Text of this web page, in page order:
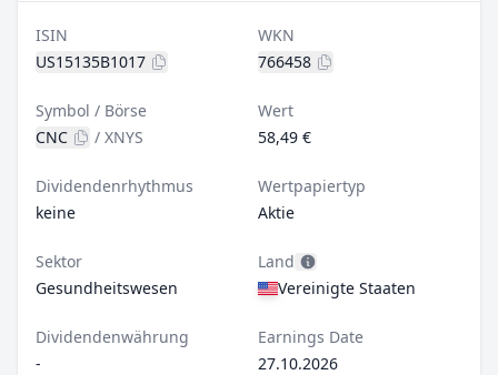
ISIN
US15135B1017
WKN
766458
Symbol / Börse
CNC
/ XNYS
Wert
58,49 €
Dividendenrhythmus
keine
Wertpapiertyp
Aktie
Sektor
Gesundheitswesen
Land
Vereinigte Staaten
Dividendenwährung
-
Earnings Date
27.10.2026